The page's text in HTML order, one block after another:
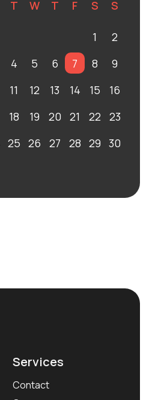
T W T F S S
1
2
4 5 6 7 8
9
11 12 13 14 15
16
18 19 20 21 22
23
25 26 27 28 29 30
Services
Contact